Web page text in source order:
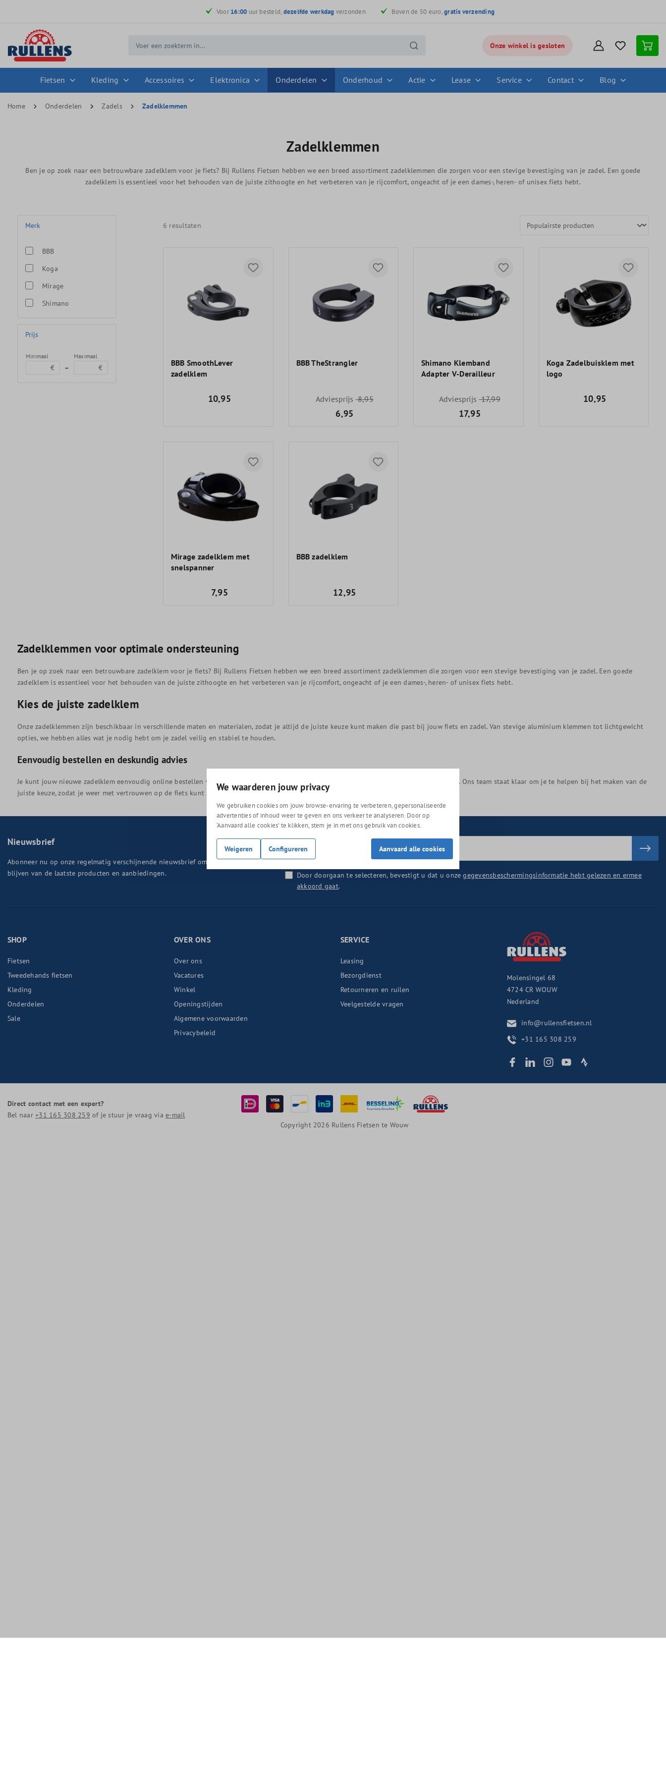
Voor 16:00 uur besteld, dezelfde werkdag verzonden Boven de 50 euro,gratis verzending
Onze winkel is gesloten
Fietsen Kleding Accessoires Elektronica Onderdelen Onderhoud Actie Lease Service Contact Blog
Home Onderdelen Zadels Zadelklemmen
Zadelklemmen
Ben je op zoek naar een betrouwbare zadelklem voor je fiets? Bij Rullens Fietsen hebben we een breed assortiment zadelklemmen die zorgen voor een stevige bevestiging van je zadel. Een goede
zadelklem is essentieel voor het behouden van de juiste zithoogte en het verbeteren van je rijcomfort, ongeacht of je een dames-, heren- of unisex fiets hebt.
Merk
BBB
Koga
Mirage
Shimano
Prijs
Minimaal
€ –
Maximaal
€
6 resultaten
BBB SmoothLever
zadelklem
10,95
BBB TheStrangler
Adviesprijs8,95
6,95
Shimano Klemband
Adapter V-Derailleur
Adviesprijs17,99
17,95
Koga Zadelbuisklem met
logo
10,95
Mirage zadelklem met
snelspanner
7,95
BBB zadelklem
12,95
Zadelklemmen voor optimale ondersteuning
Ben je op zoek naar een betrouwbare zadelklem voor je fiets? Bij Rullens Fietsen hebben we een breed assortiment zadelklemmen die zorgen voor een stevige bevestiging van je zadel. Een goede
zadelklem is essentieel voor het behouden van de juiste zithoogte en het verbeteren van je rijcomfort, ongeacht of je een dames-, heren- of unisex fiets hebt.
Kies de juiste zadelklem
Onze zadelklemmen zijn beschikbaar in verschillende maten en materialen, zodat je altijd de juiste keuze kunt maken die past bij jouw fiets en zadel. Van stevige aluminium klemmen tot lichtgewicht
opties, we hebben alles wat je nodig hebt om je zadel veilig en stabiel te houden.
Eenvoudig bestellen en deskundig advies
Je kunt jouw nieuwe zadelklem eenvoudig online bestellen via onze webshop, of kom langs in onze winkel in Wouw voor persoonlijk advies. Ons team staat klaar om je te helpen bij het maken van de
juiste keuze, zodat je weer met vertrouwen op de fiets kunt stappen!
Nieuwsbrief
Abonneer nu op onze regelmatig verschijnende nieuwsbrief om op de hoogte te
blijven van de laatste producten en aanbiedingen.
Door doorgaan te selecteren, bevestigt u dat u onzegegevensbeschermingsinformatie hebt gelezen en ermee
akkoord gaat.
SHOP
Fietsen
Tweedehands fietsen
Kleding
Onderdelen
Sale
OVER ONS
Over ons
Vacatures
Winkel
Openingstijden
Algemene voorwaarden
Privacybeleid
SERVICE
Leasing
Bezorgdienst
Retourneren en ruilen
Veelgestelde vragen
Molensingel 68
4724 CR WOUW
Nederland
info@rullensfietsen.nl
+31 165 308 259
Direct contact met een expert?
Bel naar+31 165 308 259 of je stuur je vraag viae-mail
Copyright 2026 Rullens Fietsen te Wouw
We waarderen jouw privacy
We gebruiken cookies om jouw browse-ervaring te verbeteren, gepersonaliseerde
advertenties of inhoud weer te geven en ons verkeer te analyseren. Door op
‘Aanvaard alle cookies’ te klikken, stem je in met ons gebruik van cookies.
Weigeren Configureren Aanvaard alle cookies